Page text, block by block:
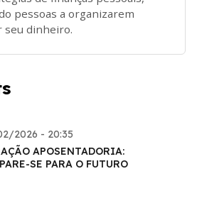
pessoas a organizarem
seu dinheiro.
2026 - 20:35
APOSENTADORIA:
SE PARA O FUTURO